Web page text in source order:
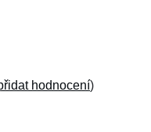
hodnocení)